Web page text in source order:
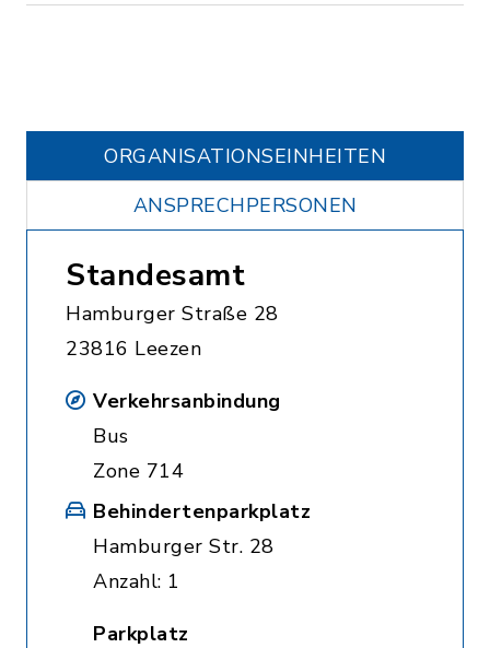
ORGANISATIONS­EINHEITEN
ANSPRECHPERSONEN
Standesamt
Hamburger Straße 28
23816 Leezen
Verkehrsanbindung
Bus
Zone 714
Behindertenparkplatz
Hamburger Str. 28
Anzahl: 1
Parkplatz